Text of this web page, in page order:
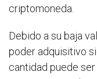
criptomoneda.
Debido a su baja
poder adquisitivo
cantidad puede